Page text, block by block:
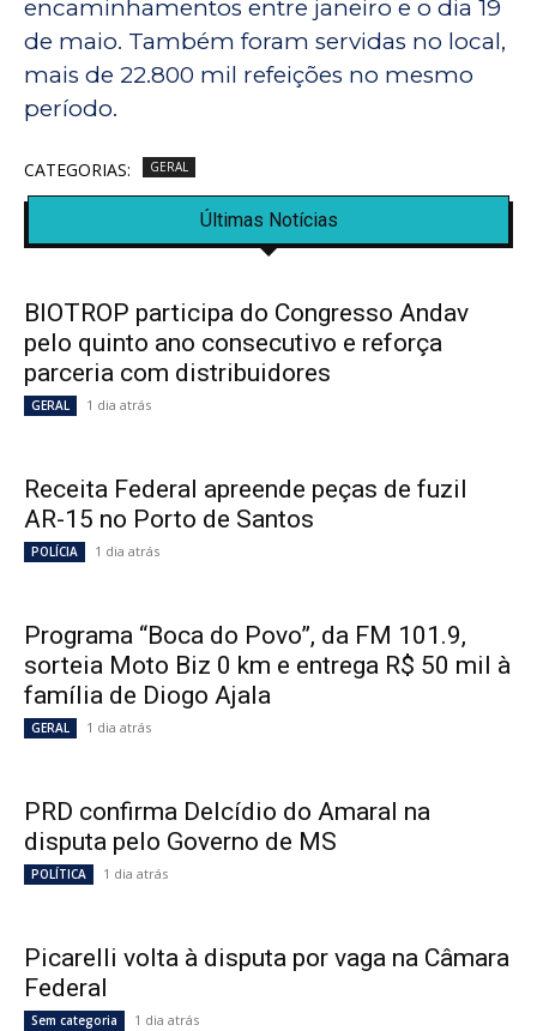
encaminhamentos entre janeiro e o dia 19
de maio. Também foram servidas no local,
mais de 22.800 mil refeições no mesmo
período.
CATEGORIAS: GERAL
Últimas Notícias
BIOTROP participa do Congresso Andav
pelo quinto ano consecutivo e reforça
parceria com distribuidores
GERAL 1 dia atrás
Receita Federal apreende peças de fuzil
AR-15 no Porto de Santos
POLÍCIA 1 dia atrás
Programa “Boca do Povo”, da FM 101.9,
sorteia Moto Biz 0 km e entrega R$ 50 mil à
família de Diogo Ajala
GERAL 1 dia atrás
PRD confirma Delcídio do Amaral na
disputa pelo Governo de MS
POLÍTICA 1 dia atrás
Picarelli volta à disputa por vaga na Câmara
Federal
Sem categoria 1 dia atrás